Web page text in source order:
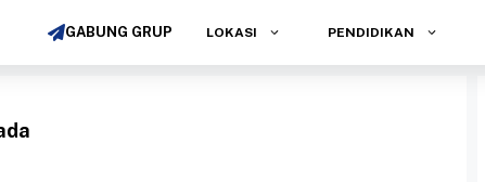
GABUNG GRUP LOKASI PENDIDIKAN